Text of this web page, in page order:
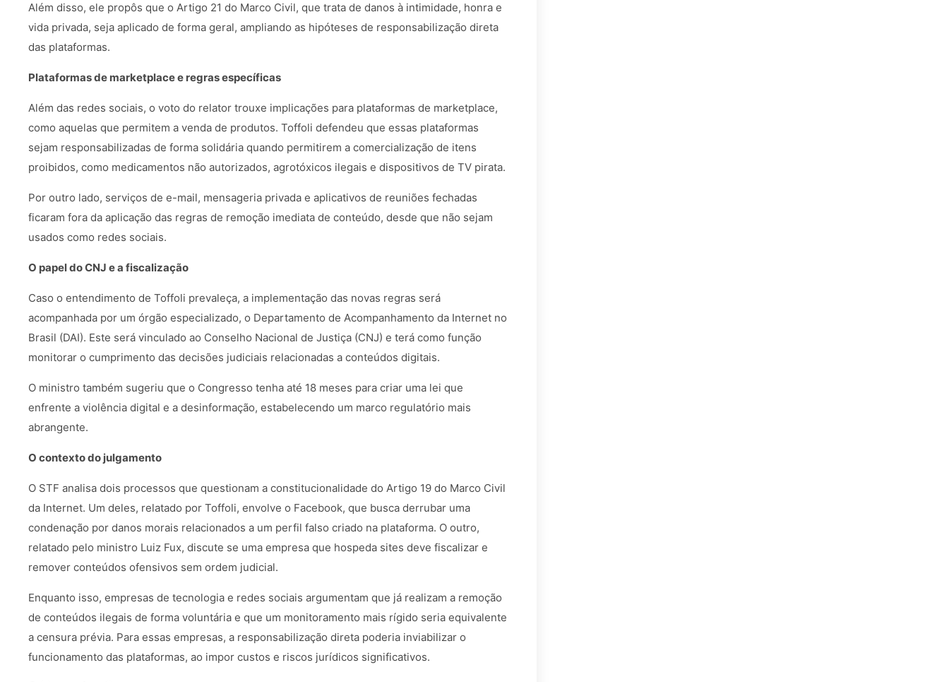
Além disso, ele propôs que o Artigo 21 do Marco Civil, que trata de danos à intimidade, honra e
vida privada, seja aplicado de forma geral, ampliando as hipóteses de responsabilização direta
das plataformas.
Plataformas de marketplace e regras específicas
Além das redes sociais, o voto do relator trouxe implicações para plataformas de marketplace,
como aquelas que permitem a venda de produtos. Toffoli defendeu que essas plataformas
sejam responsabilizadas de forma solidária quando permitirem a comercialização de itens
proibidos, como medicamentos não autorizados, agrotóxicos ilegais e dispositivos de TV pirata.
Por outro lado, serviços de e-mail, mensageria privada e aplicativos de reuniões fechadas
ficaram fora da aplicação das regras de remoção imediata de conteúdo, desde que não sejam
usados como redes sociais.
O papel do CNJ e a fiscalização
Caso o entendimento de Toffoli prevaleça, a implementação das novas regras será
acompanhada por um órgão especializado, o Departamento de Acompanhamento da Internet no
Brasil (DAI). Este será vinculado ao Conselho Nacional de Justiça (CNJ) e terá como função
monitorar o cumprimento das decisões judiciais relacionadas a conteúdos digitais.
O ministro também sugeriu que o Congresso tenha até 18 meses para criar uma lei que
enfrente a violência digital e a desinformação, estabelecendo um marco regulatório mais
abrangente.
O contexto do julgamento
O STF analisa dois processos que questionam a constitucionalidade do Artigo 19 do Marco Civil
da Internet. Um deles, relatado por Toffoli, envolve o Facebook, que busca derrubar uma
condenação por danos morais relacionados a um perfil falso criado na plataforma. O outro,
relatado pelo ministro Luiz Fux, discute se uma empresa que hospeda sites deve fiscalizar e
remover conteúdos ofensivos sem ordem judicial.
Enquanto isso, empresas de tecnologia e redes sociais argumentam que já realizam a remoção
de conteúdos ilegais de forma voluntária e que um monitoramento mais rígido seria equivalente
a censura prévia. Para essas empresas, a responsabilização direta poderia inviabilizar o
funcionamento das plataformas, ao impor custos e riscos jurídicos significativos.